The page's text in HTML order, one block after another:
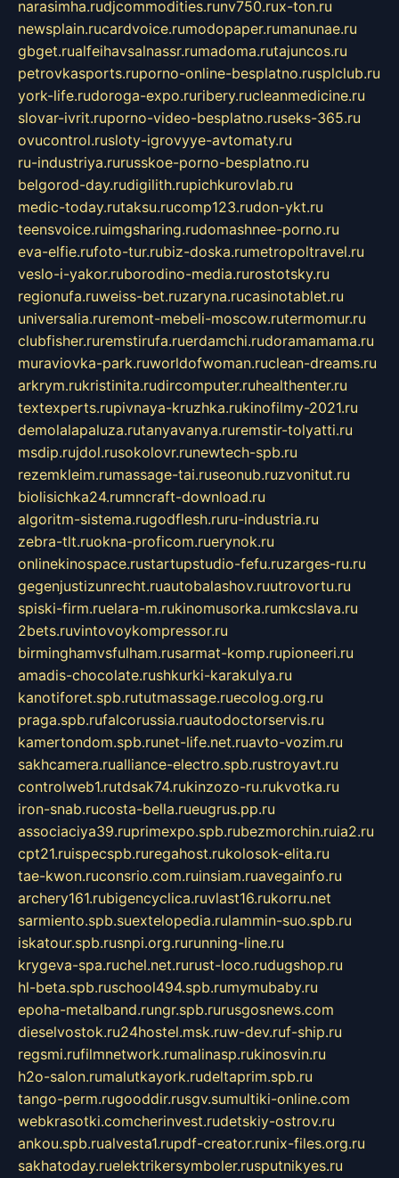
narasimha.rudjcommodities.runv750.rux-ton.ru
newsplain.rucardvoice.rumodopaper.rumanunae.ru
gbget.rualfeihavsalnassr.rumadoma.rutajuncos.ru
petrovkasports.ruporno-online-besplatno.rusplclub.ru
york-life.rudoroga-expo.ruribery.rucleanmedicine.ru
slovar-ivrit.ruporno-video-besplatno.ruseks-365.ru
ovucontrol.rusloty-igrovyye-avtomaty.ru
ru-industriya.rurusskoe-porno-besplatno.ru
belgorod-day.rudigilith.rupichkurovlab.ru
medic-today.rutaksu.rucomp123.rudon-ykt.ru
teensvoice.ruimgsharing.rudomashnee-porno.ru
eva-elfie.rufoto-tur.rubiz-doska.rumetropoltravel.ru
veslo-i-yakor.ruborodino-media.rurostotsky.ru
regionufa.ruweiss-bet.ruzaryna.rucasinotablet.ru
universalia.ruremont-mebeli-moscow.rutermomur.ru
clubfisher.ruremstirufa.ruerdamchi.rudoramamama.ru
muraviovka-park.ruworldofwoman.ruclean-dreams.ru
arkrym.rukristinita.rudircomputer.ruhealthenter.ru
textexperts.rupivnaya-kruzhka.rukinofilmy-2021.ru
demolalapaluza.rutanyavanya.ruremstir-tolyatti.ru
msdip.rujdol.rusokolovr.runewtech-spb.ru
rezemkleim.rumassage-tai.ruseonub.ruzvonitut.ru
biolisichka24.rumncraft-download.ru
algoritm-sistema.rugodflesh.ruru-industria.ru
zebra-tlt.ruokna-proficom.ruerynok.ru
onlinekinospace.rustartupstudio-fefu.ruzarges-ru.ru
gegenjustizunrecht.ruautobalashov.ruutrovortu.ru
spiski-firm.ruelara-m.rukinomusorka.rumkcslava.ru
2bets.ruvintovoykompressor.ru
birminghamvsfulham.rusarmat-komp.rupioneeri.ru
amadis-chocolate.rushkurki-karakulya.ru
kanotiforet.spb.rututmassage.ruecolog.org.ru
praga.spb.rufalcorussia.ruautodoctorservis.ru
kamertondom.spb.runet-life.net.ruavto-vozim.ru
sakhcamera.rualliance-electro.spb.rustroyavt.ru
controlweb1.rutdsak74.rukinzozo-ru.rukvotka.ru
iron-snab.rucosta-bella.rueugrus.pp.ru
associaciya39.ruprimexpo.spb.rubezmorchin.ruia2.ru
cpt21.ruispecspb.ruregahost.rukolosok-elita.ru
tae-kwon.ruconsrio.com.ruinsiam.ruavegainfo.ru
archery161.rubigencyclica.ruvlast16.rukorru.net
sarmiento.spb.suextelopedia.rulammin-suo.spb.ru
iskatour.spb.rusnpi.org.rurunning-line.ru
krygeva-spa.ruchel.net.rurust-loco.rudugshop.ru
hl-beta.spb.ruschool494.spb.rumymubaby.ru
epoha-metalband.rungr.spb.rurusgosnews.com
dieselvostok.ru24hostel.msk.ruw-dev.ruf-ship.ru
regsmi.rufilmnetwork.rumalinasp.rukinosvin.ru
h2o-salon.rumalutkayork.rudeltaprim.spb.ru
tango-perm.rugooddir.rusgv.sumultiki-online.com
webkrasotki.comcherinvest.rudetskiy-ostrov.ru
ankou.spb.rualvesta1.rupdf-creator.runix-files.org.ru
sakhatoday.ruelektrikersymboler.rusputnikyes.ru